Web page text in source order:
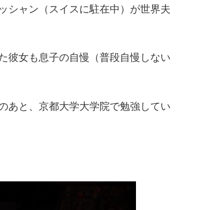
シャン（スイスに駐在中）が世界夫
彼女も息子の自慢（普段自慢しない
あと、京都大学大学院で勉強してい